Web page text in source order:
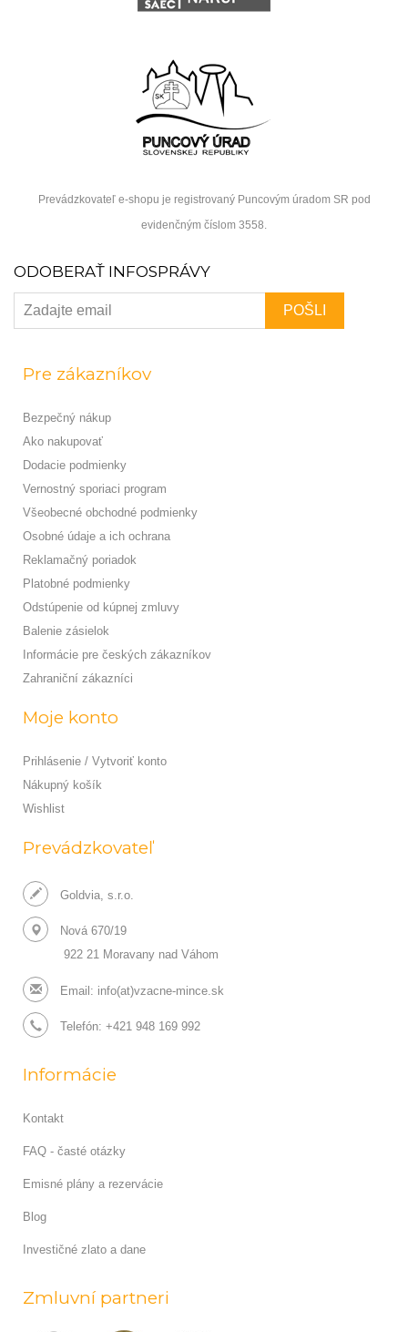
Prevádzkovateľ e-shopu je registrovaný Puncovým úradom SR pod
evidenčným číslom 3558.
ODOBERAŤ INFOSPRÁVY
Pre zákazníkov
Bezpečný nákup
Ako nakupovať
Dodacie podmienky
Vernostný sporiaci program
Všeobecné obchodné podmienky
Osobné údaje a ich ochrana
Reklamačný poriadok
Platobné podmienky
Odstúpenie od kúpnej zmluvy
Balenie zásielok
Informácie pre českých zákazníkov
Zahraniční zákazníci
Moje konto
Prihlásenie / Vytvoriť konto
Nákupný košík
Wishlist
Prevádzkovateľ
Goldvia, s.r.o.
Nová 670/19
922 21 Moravany nad Váhom
Email: info(at)vzacne-mince.sk
Telefón: +421 948 169 992
Informácie
Kontakt
FAQ - časté otázky
Emisné plány a rezervácie
Blog
Investičné zlato a dane
Zmluvní partneri